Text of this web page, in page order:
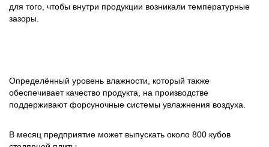
для того, чтобы внутри продукции возникали температурные
зазоры.
Определённый уровень влажности, который также
обеспечивает качество продукта, на производстве
поддерживают форсуночные системы увлажнения воздуха.
В месяц предприятие может выпускать около 800 кубов